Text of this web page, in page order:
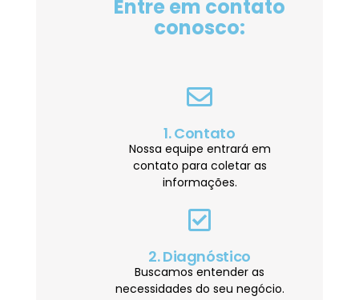
Entre em contato
conosco:
1. Contato
Nossa equipe entrará em
contato para coletar as
informações.
2. Diagnóstico
Buscamos entender as
necessidades do seu negócio.